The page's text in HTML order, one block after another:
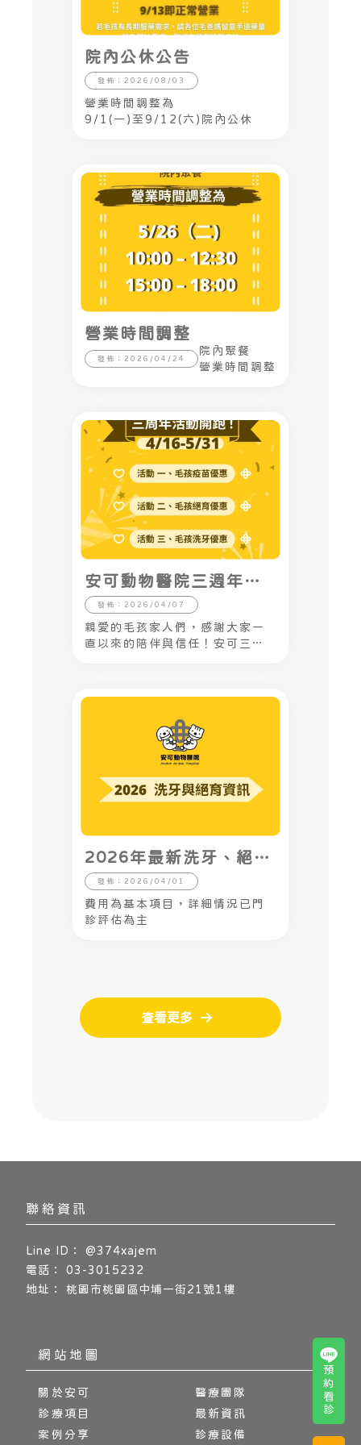
院內公休公告
發佈：2026/08/03
營業時間調整為
9/1(一)至9/12(六)院內公休
營業時間調整
發佈：2026/04/24
院內聚餐
營業時間調整
安可動物醫院三週年
慶！開跑啦～
發佈：2026/04/07
親愛的毛孩家人們，感謝大家一
直以來的陪伴與信任！安可三週
2026年最新洗牙、絕育
公告
發佈：2026/04/01
費用為基本項目，詳細情況已門
診評估為主
查看更多
@374xajem
03-3015232
桃園市桃園區中埔一街21號1樓
關於安可
醫療團隊
診療項目
最新資訊
案例分享
診療設備
預約看診